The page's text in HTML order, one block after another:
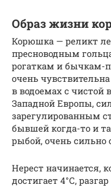
Образ жизни
Корюшка — реликт
пресноводным
рогаткам и бычкам-
очень
в водоемах с чистой
Западной Европы,
зарегулированным
бывшей когда-то и
рыбой, очень сильно
Нерест начинается,
достигает 4°С,